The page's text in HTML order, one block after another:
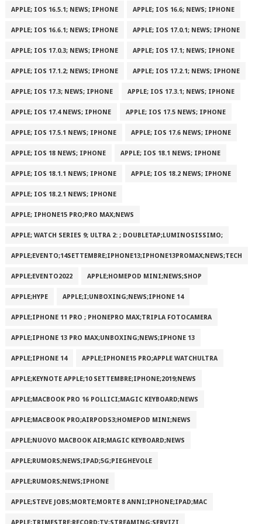
APPLE; IOS 16.5.1; NEWS; IPHONE APPLE; IOS 16.6; NEWS; IPHONE
APPLE; IOS 16.6.1; NEWS; IPHONE APPLE; IOS 17.0.1; NEWS; IPHONE
APPLE; IOS 17.0.3; NEWS; IPHONE APPLE; IOS 17.1; NEWS; IPHONE
APPLE; IOS 17.1.2; NEWS; IPHONE APPLE; IOS 17.2.1; NEWS; IPHONE
APPLE; IOS 17.3; NEWS; IPHONE APPLE; IOS 17.3.1; NEWS; IPHONE
APPLE; IOS 17.4 NEWS; IPHONE APPLE; IOS 17.5 NEWS; IPHONE
APPLE; IOS 17.5.1 NEWS; IPHONE APPLE; IOS 17.6 NEWS; IPHONE
APPLE; IOS 18 NEWS; IPHONE APPLE; IOS 18.1 NEWS; IPHONE
APPLE; IOS 18.1.1 NEWS; IPHONE APPLE; IOS 18.2 NEWS; IPHONE
APPLE; IOS 18.2.1 NEWS; IPHONE
APPLE; IPHONE15 PRO;PRO MAX;NEWS
APPLE; WATCH SERIES 9; ULTRA 2: ; DOUBLETAP;LUMINOSISSIMO;
APPLE;EVENTO;14SETTEMBRE;IPHONE13;IPHONE13PROMAX;NEWS;TECH
APPLE;EVENTO2022 APPLE;HOMEPOD MINI;NEWS;SHOP
APPLE;HYPE APPLE;I;UNBOXING;NEWS;IPHONE 14
APPLE;IPHONE 11 PRO ; PHONEPRO MAX;TRIPLA FOTOCAMERA
APPLE;IPHONE 13 PRO MAX;UNBOXING;NEWS;IPHONE 13
APPLE;IPHONE 14 APPLE;IPHONE15 PRO;APPLE WATCHULTRA
APPLE;KEYNOTE APPLE;10 SETTEMBRE;IPHONE;2019;NEWS
APPLE;MACBOOK PRO 16 POLLICI;MAGIC KEYBOARD;NEWS
APPLE;MACBOOK PRO;AIRPODS3;HOMEPOD MINI;NEWS
APPLE;NUOVO MACBOOK AIR;MAGIC KEYBOARD;NEWS
APPLE;RUMORS;NEWS;IPAD;5G;PIEGHEVOLE
APPLE;RUMORS;NEWS;IPHONE
APPLE;STEVE JOBS;MORTE;MORTE 8 ANNI;IPHONE;IPAD;MAC